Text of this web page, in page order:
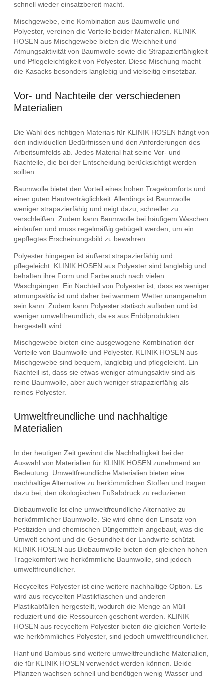
schnell wieder einsatzbereit macht.
Mischgewebe, eine Kombination aus Baumwolle und
Polyester, vereinen die Vorteile beider Materialien. KLINIK
HOSEN aus Mischgewebe bieten die Weichheit und
Atmungsaktivität von Baumwolle sowie die Strapazierfähigkeit
und Pflegeleichtigkeit von Polyester. Diese Mischung macht
die Kasacks besonders langlebig und vielseitig einsetzbar.
Vor- und Nachteile der verschiedenen
Materialien
Die Wahl des richtigen Materials für KLINIK HOSEN hängt von
den individuellen Bedürfnissen und den Anforderungen des
Arbeitsumfelds ab. Jedes Material hat seine Vor- und
Nachteile, die bei der Entscheidung berücksichtigt werden
sollten.
Baumwolle bietet den Vorteil eines hohen Tragekomforts und
einer guten Hautverträglichkeit. Allerdings ist Baumwolle
weniger strapazierfähig und neigt dazu, schneller zu
verschleißen. Zudem kann Baumwolle bei häufigem Waschen
einlaufen und muss regelmäßig gebügelt werden, um ein
gepflegtes Erscheinungsbild zu bewahren.
Polyester hingegen ist äußerst strapazierfähig und
pflegeleicht. KLINIK HOSEN aus Polyester sind langlebig und
behalten ihre Form und Farbe auch nach vielen
Waschgängen. Ein Nachteil von Polyester ist, dass es weniger
atmungsaktiv ist und daher bei warmem Wetter unangenehm
sein kann. Zudem kann Polyester statisch aufladen und ist
weniger umweltfreundlich, da es aus Erdölprodukten
hergestellt wird.
Mischgewebe bieten eine ausgewogene Kombination der
Vorteile von Baumwolle und Polyester. KLINIK HOSEN aus
Mischgewebe sind bequem, langlebig und pflegeleicht. Ein
Nachteil ist, dass sie etwas weniger atmungsaktiv sind als
reine Baumwolle, aber auch weniger strapazierfähig als
reines Polyester.
Umweltfreundliche und nachhaltige
Materialien
In der heutigen Zeit gewinnt die Nachhaltigkeit bei der
Auswahl von Materialien für KLINIK HOSEN zunehmend an
Bedeutung. Umweltfreundliche Materialien bieten eine
nachhaltige Alternative zu herkömmlichen Stoffen und tragen
dazu bei, den ökologischen Fußabdruck zu reduzieren.
Biobaumwolle ist eine umweltfreundliche Alternative zu
herkömmlicher Baumwolle. Sie wird ohne den Einsatz von
Pestiziden und chemischen Düngemitteln angebaut, was die
Umwelt schont und die Gesundheit der Landwirte schützt.
KLINIK HOSEN aus Biobaumwolle bieten den gleichen hohen
Tragekomfort wie herkömmliche Baumwolle, sind jedoch
umweltfreundlicher.
Recyceltes Polyester ist eine weitere nachhaltige Option. Es
wird aus recycelten Plastikflaschen und anderen
Plastikabfällen hergestellt, wodurch die Menge an Müll
reduziert und die Ressourcen geschont werden. KLINIK
HOSEN aus recyceltem Polyester bieten die gleichen Vorteile
wie herkömmliches Polyester, sind jedoch umweltfreundlicher.
Hanf und Bambus sind weitere umweltfreundliche Materialien,
die für KLINIK HOSEN verwendet werden können. Beide
Pflanzen wachsen schnell und benötigen wenig Wasser und